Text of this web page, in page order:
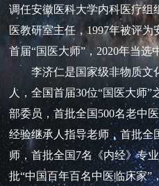
调任安徽医科大学内科医疗组
医教研室主任，1997年被评
首届“国医大师”，2020年当
李济仁是国家级非物质文
人，全国首届30位“国医大师
部委员，首批全国500名老中
经验继承人指导老师，首批全
师，首批全国7名《内经》专
批“中国百年百名中医临床家”